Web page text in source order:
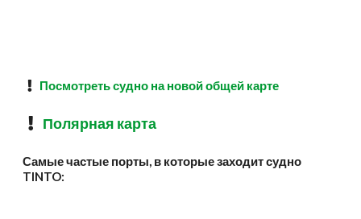
Посмотреть судно на новой общей карте
Полярная карта
Самые частые порты, в которые заходит судно
TINTO: